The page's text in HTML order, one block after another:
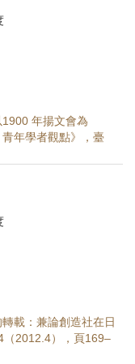
1900 年揚文會為
年學者觀點》，臺
載：兼論創造社在日
（2012.4），頁169–